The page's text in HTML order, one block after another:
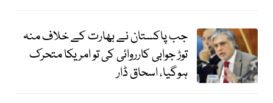
جب پاکستان نے بھارت کے خلاف منہ
توڑ جوابی کارروائی کی تو امریکا متحرک
ہوگیا، اسحاق ڈار